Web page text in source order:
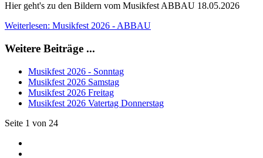
Hier geht's zu den Bildern vom Musikfest ABBAU 18.05.2026
Weiterlesen: Musikfest 2026 - ABBAU
Weitere Beiträge ...
Musikfest 2026 - Sonntag
Musikfest 2026 Samstag
Musikfest 2026 Freitag
Musikfest 2026 Vatertag Donnerstag
Seite 1 von 24